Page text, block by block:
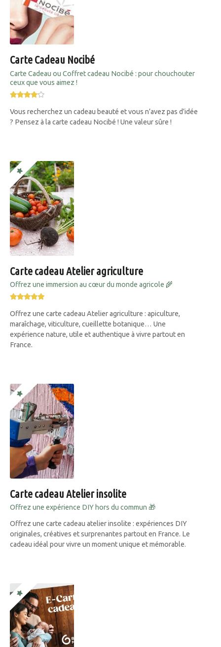
Carte Cadeau Nocibé
Carte Cadeau ou Coffret cadeau Nocibé : pour chouchouter
ceux que vous aimez !
Vous recherchez un cadeau beauté et vous n’avez pas d’idée
? Pensez à la carte cadeau Nocibé ! Une valeur sûre !
Carte cadeau Atelier agriculture
Offrez une immersion au cœur du monde agricole 🌾
Offrez une carte cadeau Atelier agriculture : apiculture,
maraîchage, viticulture, cueillette botanique… Une
expérience nature, utile et authentique à vivre partout en
France.
Carte cadeau Atelier insolite
Offrez une expérience DIY hors du commun 🎁
Offrez une carte cadeau atelier insolite : expériences DIY
originales, créatives et surprenantes partout en France. Le
cadeau idéal pour vivre un moment unique et mémorable.